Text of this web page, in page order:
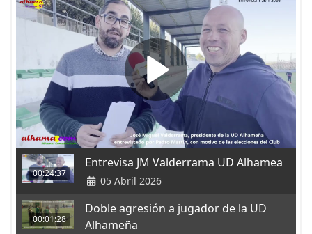
00:24:37
Entrevisa JM Valderrama UD Alhamea
05 Abril 2026
00:01:28
Doble agresión a jugador de la UD
Alhameña